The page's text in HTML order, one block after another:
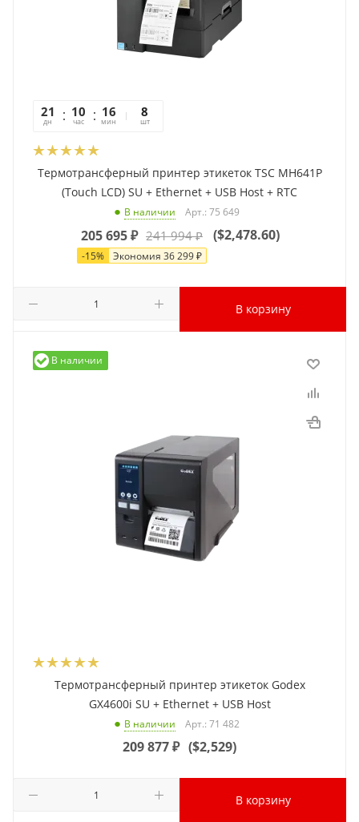
21
дн
10
час
16
мин
10
сек
8
шт
Термотрансферный принтер этикеток TSC MH641P
(Touch LCD) SU + Ethernet + USB Host + RTC
В наличии Арт.: 75 649
205 695₽ 241 994₽
-15% Экономия 36 299₽
($2,478.60)
В корзину
В наличии
Термотрансферный принтер этикеток Godex
GX4600i SU + Ethernet + USB Host
В наличии Арт.: 71 482
209 877₽ ($2,529)
В корзину